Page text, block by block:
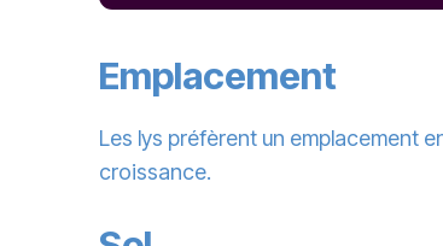
Emplacement
Les lys préfèrent un emplacement
croissance.